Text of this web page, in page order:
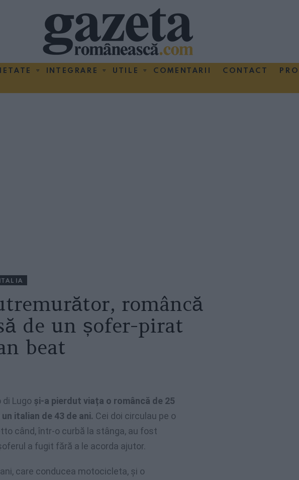
INTEGRARE UTILE COMENTARII CONTACT
ITALIA
româncă
de un șofer-pirat
beat
Lugo și-a pierdut viața o româncă de 25
italian de 43 de ani. Cei doi circulau pe o
când, într-o curbă la stânga, au fost
a fugit fără a le acorda ajutor.
care conducea motocicleta, și o